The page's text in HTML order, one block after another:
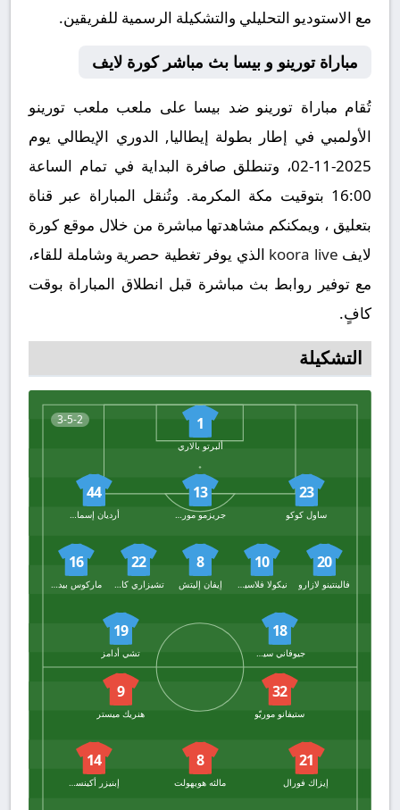
مع الاستوديو التحليلي والتشكيلة الرسمية للفريقين.
مباراة تورينو و بيسا بث مباشر كورة لايف
تُقام مباراة تورينو ضد بيسا على ملعب ملعب تورينو
الأولمبي في إطار بطولة إيطاليا, الدوري الإيطالي يوم
2025-11-02، وتنطلق صافرة البداية في تمام الساعة
16:00 بتوقيت مكة المكرمة. وتُنقل المباراة عبر قناة
بتعليق ، ويمكنكم مشاهدتها مباشرة من خلال موقع كورة
لايف koora live الذي يوفر تغطية حصرية وشاملة للقاء،
مع توفير روابط بث مباشرة قبل انطلاق المباراة بوقت
كافٍ.
التشكيلة
3-5-2 1
ألبرتو بالاري
23
ساول كوكو
13
جريزمو مورفيان
44
أرديان إسمايلي
20
فالينتينو لازارو
10
8
إيفان إليتش
22
16
18
جيوفاني سيموني
19
تشي أدامز
32
ستيفانو موريّو
9
هنريك ميستر
21
إيزاك فورال
8
مالثه هويهولت
14
إبنيزر أكينساميرو